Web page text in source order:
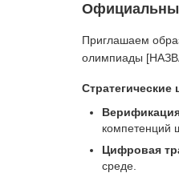
Приглашаем
олимпиады
Стратегические
компетенций
Цифровая
среде.